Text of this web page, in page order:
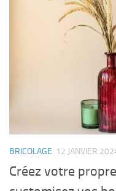
BRICOLAGE 12 JANVIER
Créez votre